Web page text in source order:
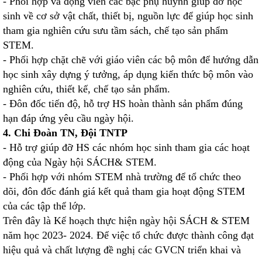
sinh về cơ sở vật chất, thiết bị, nguồn lực để giúp học sinh
tham gia nghiên cứu sưu tầm sách, chế tạo sản phẩm
STEM.
- Phối hợp chặt chẽ với giáo viên các bộ môn để hướng dẫn
học sinh xây dựng ý tưởng, áp dụng kiến thức bộ môn vào
nghiên cứu, thiết kế, chế tạo sản phẩm.
- Đôn đốc tiến độ, hỗ trợ HS hoàn thành sản phẩm đúng
hạn đáp ứng yêu cầu ngày hội.
4. Chi Đoàn TN, Đội TNTP
- Hỗ trợ giúp đỡ HS các nhóm học sinh tham gia các hoạt
động của Ngày hội SÁCH& STEM.
- Phối hợp với nhóm STEM nhà trường để tổ chức theo
dõi, đôn đốc đánh giá kết quả tham gia hoạt động STEM
của các tập thể lớp.
Trên đây là Kế hoạch thực hiện ngày hội SÁCH & STEM
năm học 2023- 2024. Để việc tổ chức được thành công đạt
hiệu quả và chất lượng đề nghị các GVCN triển khai và